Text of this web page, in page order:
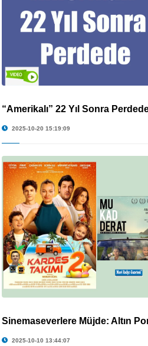
“Amerikalı” 22 Yıl Sonra
2025-10-20 15:19:09
Sinemaseverlere Müjde: Altın
2025-10-10 13:44:07